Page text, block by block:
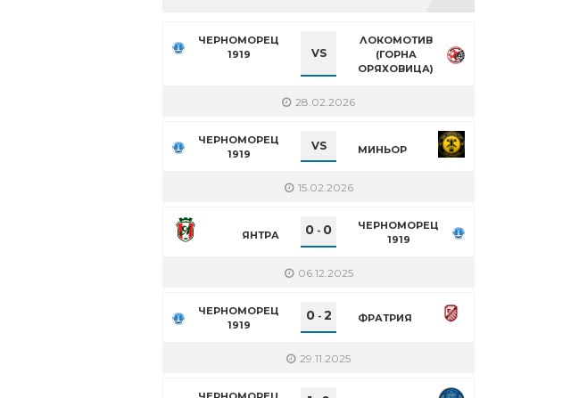
ЧЕРНОМОРЕЦ
1919
VS
ЛОКОМОТИВ
(ГОРНА
ОРЯХОВИЦА)
28.02.2026
ЧЕРНОМОРЕЦ
1919
VS МИНЬОР
15.02.2026
ЯНТРА 0 - 0
ЧЕРНОМОРЕЦ
1919
06.12.2025
ЧЕРНОМОРЕЦ
1919
0- 2 ФРАТРИЯ
29.11.2025